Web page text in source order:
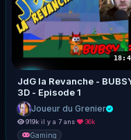
JdG la Revanche -
3D - Episode 1
Joueur du Grenier
919k·il y a 7 ans· 36k
Gaming